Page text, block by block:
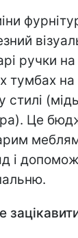
ручки
тумбах на
стилі
Це
і